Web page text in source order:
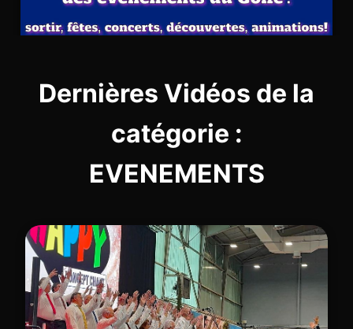
Dernières Vidéos de la
catégorie :
EVENEMENTS